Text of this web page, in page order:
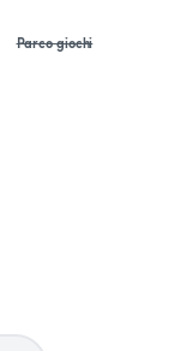
Parco giochi